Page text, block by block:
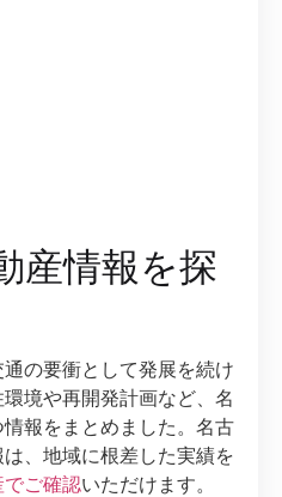
産情報を探
の要衝として発展を続け
境や再開発計画など、名
報をまとめました。名古
、地域に根差した実績を
ご確認いただけます。